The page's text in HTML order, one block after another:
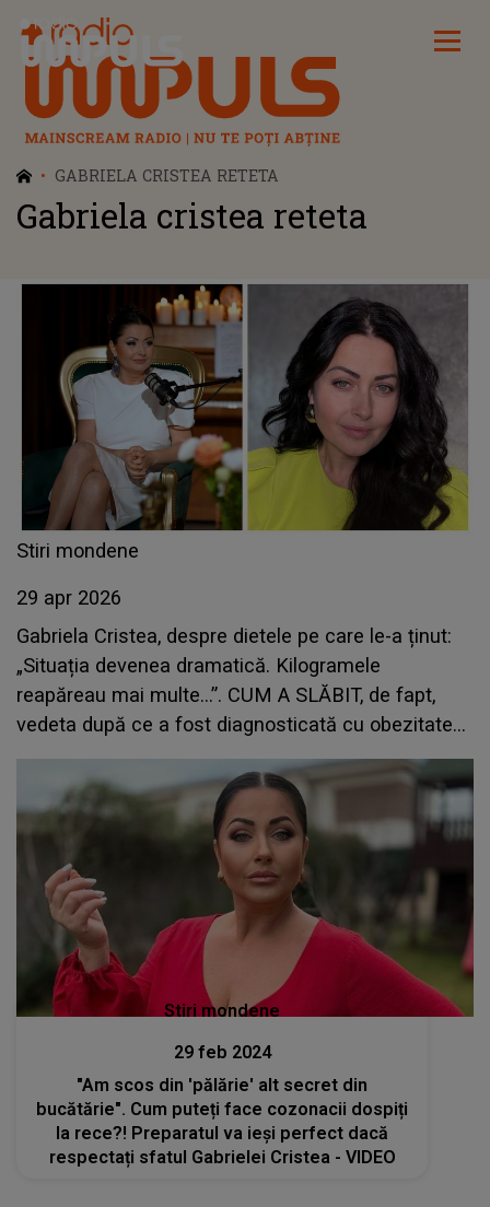
Radio Impuls
GABRIELA CRISTEA RETETA
Gabriela cristea reteta
Stiri mondene
29 apr 2026
Gabriela Cristea, despre dietele pe care le-a ținut:
„Situația devenea dramatică. Kilogramele
reapăreau mai multe...”. CUM A SLĂBIT, de fapt,
vedeta după ce a fost diagnosticată cu obezitate
de gradul 1?
Stiri mondene
29 feb 2024
"Am scos din 'pălărie' alt secret din
bucătărie". Cum puteți face cozonacii dospiți
la rece?! Preparatul va ieși perfect dacă
respectați sfatul Gabrielei Cristea - VIDEO